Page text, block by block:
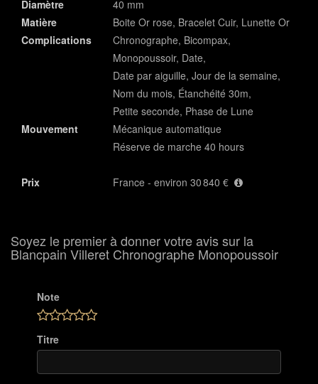
Diamètre
40 mm
Matière
Boite Or rose, Bracelet Cuir, Lunette Or
Complications
Chronographe, Bicompax,
Monopoussoir, Date,
Date par aiguille, Jour de la semaine,
Nom du mois, Étanchéité 30m,
Petite seconde, Phase de Lune
Mouvement
Mécanique automatique
Réserve de marche 40 hours
Prix France - environ 30 840 €
Soyez le premier à donner votre avis sur la
Blancpain Villeret Chronographe Monopoussoir
Note
Titre